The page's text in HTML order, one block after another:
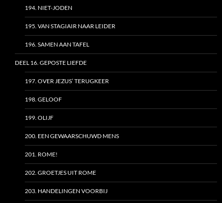
194. NIET-JODEN
195. VAN STAGIAIR NAAR LEIDER
196. SAMEN AAN TAFEL
DEEL 16. GEPOSTE LIEFDE
197. OVER JEZUS’ TERUGKEER
198. GELOOF
199. OLIJF
200. EEN GEWAARSCHUWD MENS
201. ROME!
202. GROETJES UIT ROME
203. HANDELINGEN VOORBIJ